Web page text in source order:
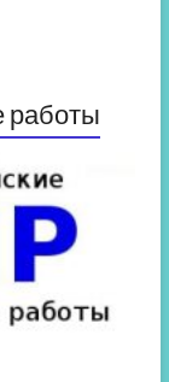
работы